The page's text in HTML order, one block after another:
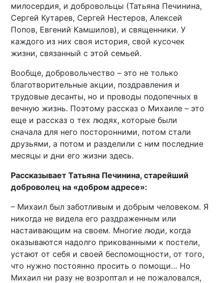
милосердия, и добровольцы (Татьяна Печинина,
Сергей Кутарев, Сергей Нестеров, Алексей
Попов, Евгений Камшилов), и священники. У
каждого из них своя история, свой кусочек
жизни, связанный с этой семьей.
Вообще, добровольчество – это не только
благотворительные акции, поздравления и
трудовые десанты, но и проводы подопечных в
вечную жизнь. Поэтому рассказ о Михаиле – это
еще и рассказ о тех людях, которые были
сначала для него посторонними, потом стали
друзьями, а потом и разделили с ним последние
месяцы и дни его жизни здесь.
Рассказывает Татьяна Печинина, старейший
доброволец на «добром адресе»:
– Михаил был заботливым и добрым человеком. Я
никогда не видела его раздраженным или
настаивающим на своем. Многие люди, когда
оказываются надолго прикованными к постели,
устают от себя и своей беспомощности, от того,
что нужно постоянно просить о помощи… Но
Михаил ни разу не возроптал и не пожаловался,